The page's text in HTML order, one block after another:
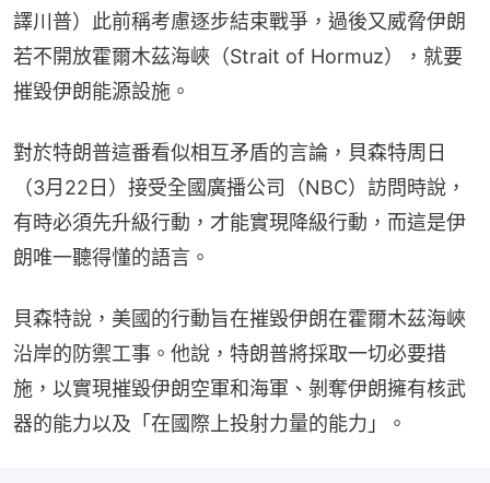
譯川普）此前稱考慮逐步結束戰爭，過後又威脅伊朗
若不開放霍爾木茲海峽（Strait of Hormuz），就要
摧毀伊朗能源設施。
對於特朗普這番看似相互矛盾的言論，貝森特周日
（3月22日）接受全國廣播公司（NBC）訪問時說，
有時必須先升級行動，才能實現降級行動，而這是伊
朗唯一聽得懂的語言。
貝森特說，美國的行動旨在摧毀伊朗在霍爾木茲海峽
沿岸的防禦工事。他說，特朗普將採取一切必要措
施，以實現摧毀伊朗空軍和海軍、剝奪伊朗擁有核武
器的能力以及「在國際上投射力量的能力」。